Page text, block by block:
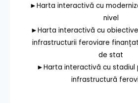
►Harta interactivă cu
nivel
►Harta interactivă cu
infrastructurii feroviare
de stat
►Harta interactivă cu stadiul
infrastructură